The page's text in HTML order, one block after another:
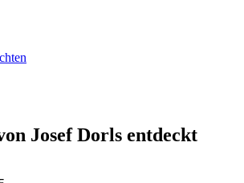
Josef Dorls entdeckt